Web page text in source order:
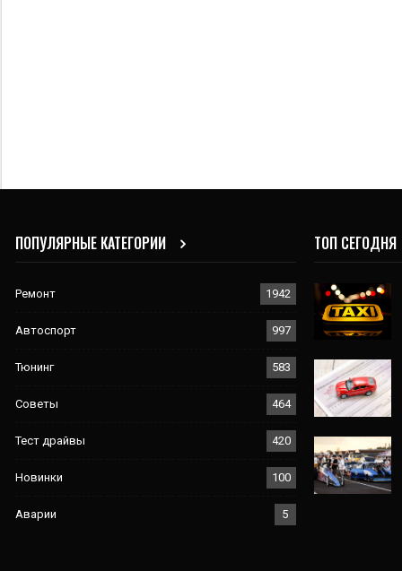
ПОПУЛЯРНЫЕ КАТЕГОРИИ
Ремонт 1942
Автоспорт 997
Тюнинг 583
Советы 464
Тест драйвы 420
Новинки 100
Аварии 5
ТОП СЕГОДНЯ